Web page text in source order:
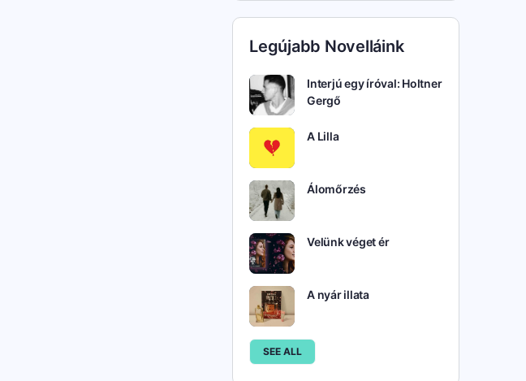
Legújabb Novelláink
Interjú egy íróval: Holtner
Gergő
A Lilla
Álomőrzés
Velünk véget ér
A nyár illata
SEE ALL